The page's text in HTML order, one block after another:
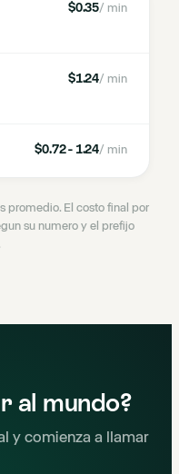
$0.35/ min
$1.24/ min
$0.72 - 1.24/ min
promedio. El costo final por
su numero y el prefijo
al mundo?
y comienza a llamar